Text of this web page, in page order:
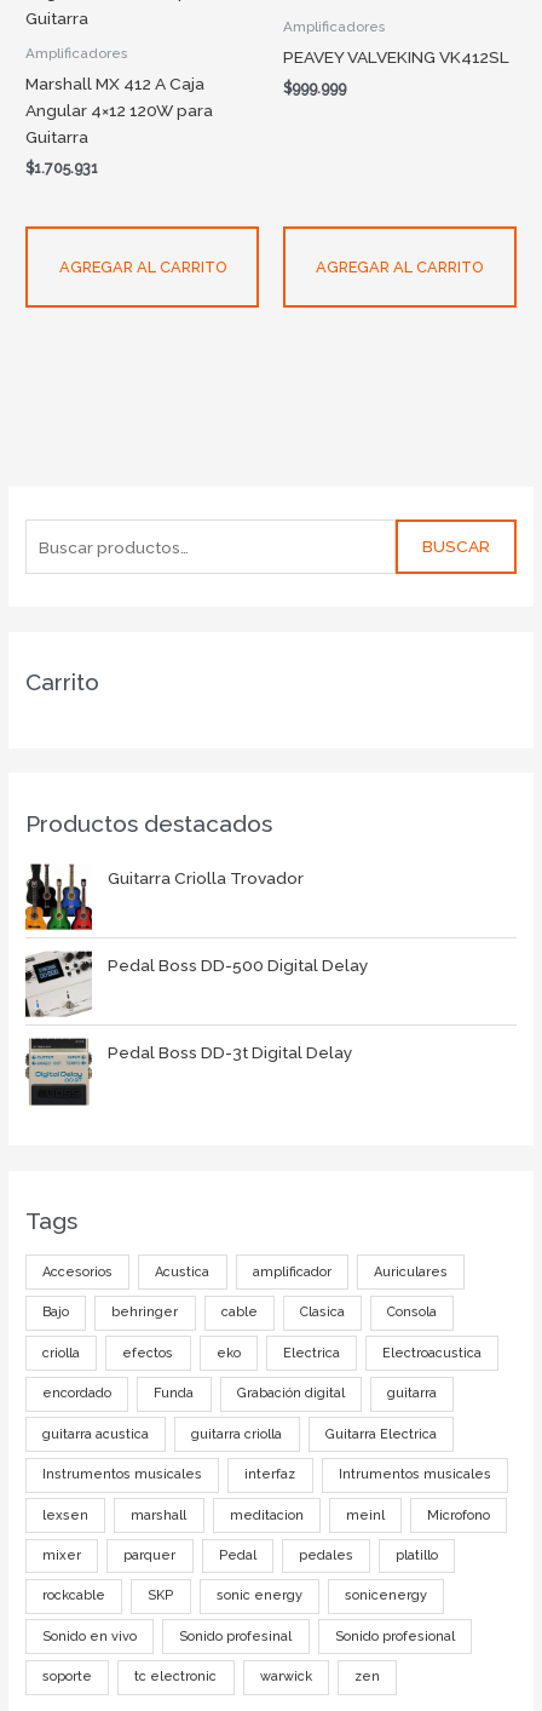
BUSCAR
Carrito
Productos destacados
Guitarra Criolla Trovador
Pedal Boss DD-500 Digital Delay
Pedal Boss DD-3t Digital Delay
Tags
Accesorios Acustica amplificador Auriculares
Bajo behringer cable Clasica Consola
criolla efectos eko Electrica Electroacustica
encordado Funda Grabación digital guitarra
guitarra acustica guitarra criolla Guitarra Electrica
Instrumentos musicales interfaz Intrumentos musicales
lexsen marshall meditacion meinl Microfono
mixer parquer Pedal pedales platillo
rockcable SKP sonic energy sonicenergy
Sonido en vivo Sonido profesinal Sonido profesional
soporte tc electronic warwick zen
Amplificadores
Marshall MX 412 A Caja
Angular 4×12 120W para
Guitarra
$1.705.931
AGREGAR AL CARRITO
Amplificadores
PEAVEY VALVEKING VK412SL
$999.999
AGREGAR AL CARRITO